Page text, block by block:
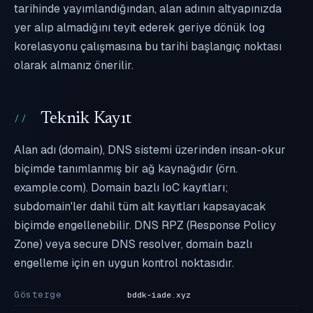
tarihinde yayımlandığından, alan adının altyapınızda
yer alıp almadığını teyit ederek geriye dönük log
korelasyonu çalışmasına bu tarihi başlangıç noktası
olarak almanız önerilir.
Teknik Kayıt
Alan adı (domain), DNS sistemi üzerinden insan-okur
biçimde tanımlanmış bir ağ kaynağıdır (örn.
example.com). Domain bazlı IoC kayıtları;
subdomain'ler dahil tüm alt kayıtları kapsayacak
biçimde engellenebilir. DNS RPZ (Response Policy
Zone) veya secure DNS resolver, domain bazlı
engelleme için en uygun kontrol noktasıdır.
Gösterge bddk-iade.xyz